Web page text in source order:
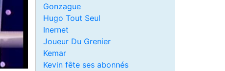
Gonzague
Hugo Tout Seul
Inernet
Joueur Du Grenier
Kemar
Kevin fête ses abonnés